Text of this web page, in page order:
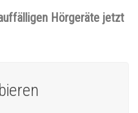
Hörgeräte jetzt